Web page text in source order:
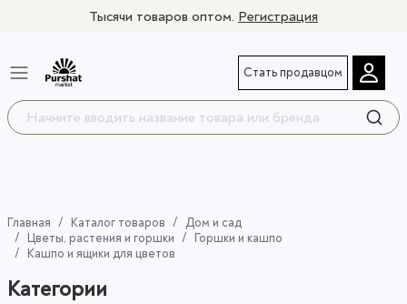
Тысячи товаров оптом. Регистрация
Стать продавцом
Главная Каталог товаров
Дом и сад
Цветы, растения и горшки
Горшки и кашпо
Кашпо и ящики для цветов
Категории